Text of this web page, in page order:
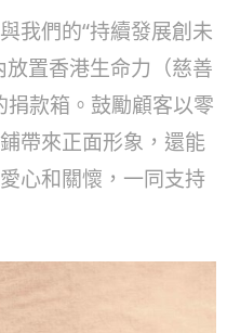
我們的“持續發展創未
置香港生命力（慈善
款箱。鼓勵顧客以零
帶來正面形象，還能
心和關懷，一同支持